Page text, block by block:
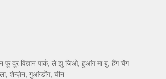
फू दूर विज्ञान पार्क, ले झु जिओ, हुआंग मा बु, हैंग चेंग
शेन्ज़ेन, गुआंग्डोंग, चीन